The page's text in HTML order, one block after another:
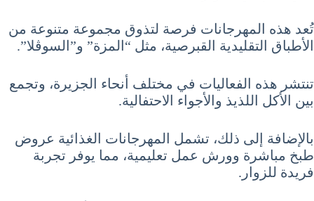
تُعد هذه المهرجانات فرصة لتذوق مجموعة متنوعة من
الأطباق التقليدية القبرصية، مثل “المزة” و”السوڤلا”.
تنتشر هذه الفعاليات في مختلف أنحاء الجزيرة، وتجمع
بين الأكل اللذيذ والأجواء الاحتفالية.
بالإضافة إلى ذلك، تشمل المهرجانات الغذائية عروض
طبخ مباشرة وورش عمل تعليمية، مما يوفر تجربة
فريدة للزوار.